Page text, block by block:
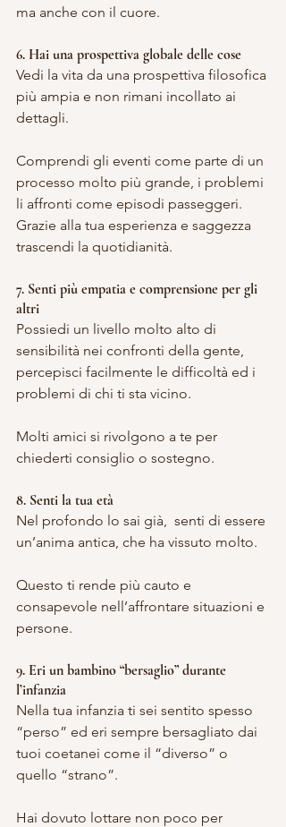
ma anche con il cuore.
6. Hai una prospettiva globale delle cose
Vedi la vita da una prospettiva filosofica
più ampia e non rimani incollato ai
dettagli.
Comprendi gli eventi come parte di un
processo molto più grande, i problemi
li affronti come episodi passeggeri.
Grazie alla tua esperienza e saggezza
trascendi la quotidianità.
7. Senti più empatia e comprensione per gli
altri
Possiedi un livello molto alto di
sensibilità nei confronti della gente,
percepisci facilmente le difficoltà ed i
problemi di chi ti sta vicino.
Molti amici si rivolgono a te per
chiederti consiglio o sostegno.
8. Senti la tua età
Nel profondo lo sai già,  senti di essere
un’anima antica, che ha vissuto molto.
Questo ti rende più cauto e
consapevole nell’affrontare situazioni e
persone.
9. Eri un bambino “bersaglio” durante
l’infanzia
Nella tua infanzia ti sei sentito spesso
“perso” ed eri sempre bersagliato dai
tuoi coetanei come il “diverso” o
quello “strano”.
Hai dovuto lottare non poco per